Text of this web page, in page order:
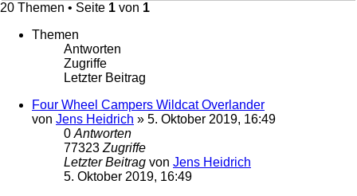
20 Themen • Seite 1 von 1
Themen
Antworten
Zugriffe
Letzter Beitrag
Four Wheel Campers Wildcat Overlander
von Jens Heidrich » 5. Oktober 2019, 16:49
0 Antworten
77323 Zugriffe
Letzter Beitrag von Jens Heidrich
5. Oktober 2019, 16:49